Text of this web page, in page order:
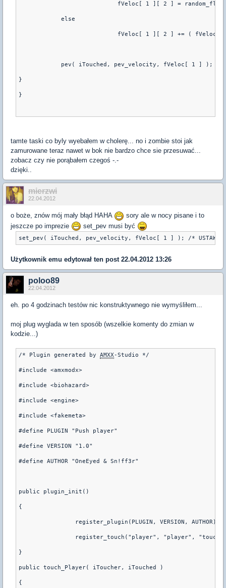
fVeloc[ 1 ][ 2 ] =
	    else
fVeloc[ 1 ][ 2 ] += (
pev( iTouched, pev_velocity, fVeloc[ 1 ] );
}
}
tamte taski co byly wyebałem w cholerę... no i zombie stoi jak
zamurowane teraz nawet w bok nie bardzo chce sie przesuwać...
zobacz czy nie porąbałem czegoś -.-
dzięki..
mierzwi
22.04.2012
o boże, znów mój mały błąd HAHA
sory ale w nocy pisane i to
jeszcze po imprezie
set_pev musi być
Użytkownik emu edytował ten post 22.04.2012 13:26
poloo89
22.04.2012
eh. po 4 godzinach testów nic konstruktywnego nie wymyśliłem...
moj plug wyglada w ten sposób (wszelkie komenty do zmian w
kodzie...)
/* Plugin generated by AMXX-Studio */
#include <amxmodx>
#include <biohazard>
#include <engine>
#include <fakemeta>
#define PLUGIN "Push player"
#define VERSION "1.0"
#define AUTHOR "OneEyed & Sn!ff3r"
public plugin_init()
{
}
public touch_Player( iToucher, iTouched )
{